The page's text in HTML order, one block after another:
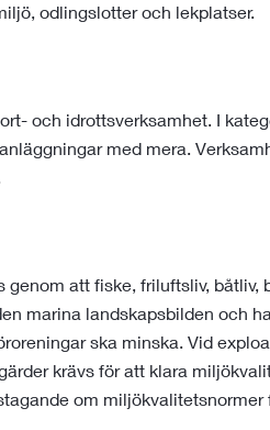
odlingslotter och lekplatser.
och idrottsverksamhet. I
med mera.
genom att fiske, friluftsliv, båtliv,
marina landskapsbilden och
ska minska. Vid
krävs för att klara
om miljökvalitetsnormer